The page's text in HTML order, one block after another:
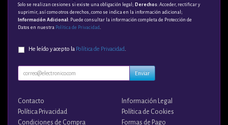
Solo se realizan cesiones si existe una obligación legal; Derechos: Acceder, rectificar y
suprimir, así como otros derechos, como se indica en la información adicional;
Información Adicional : Puede consultar la información completa de Protección de
Datos en nuestra Política de Privacidad
He leído y acepto la Política de Privacidad.
Enviar
Contacto
Información Legal
Política Privacidad
Política de Cookies
Condiciones de Compra
Formas de Pago